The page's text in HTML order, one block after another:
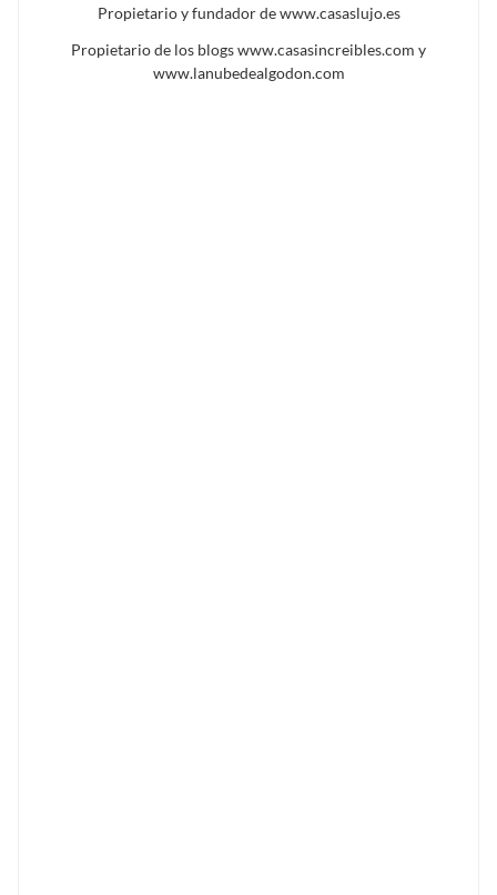
Propietario y fundador de www.casaslujo.es
Propietario de los blogs www.casasincreibles.com y
www.lanubedealgodon.com